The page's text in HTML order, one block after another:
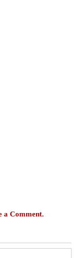
a Comment.